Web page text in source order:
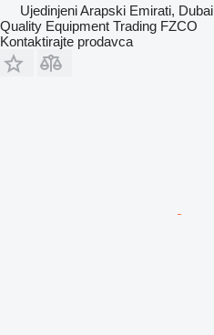
Ujedinjeni Arapski Emirati, Dubai
Quality Equipment Trading FZCO
Kontaktirajte prodavca